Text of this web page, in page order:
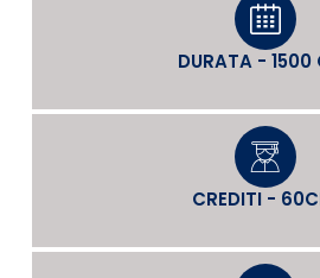
DURATA - 1500
CREDITI -